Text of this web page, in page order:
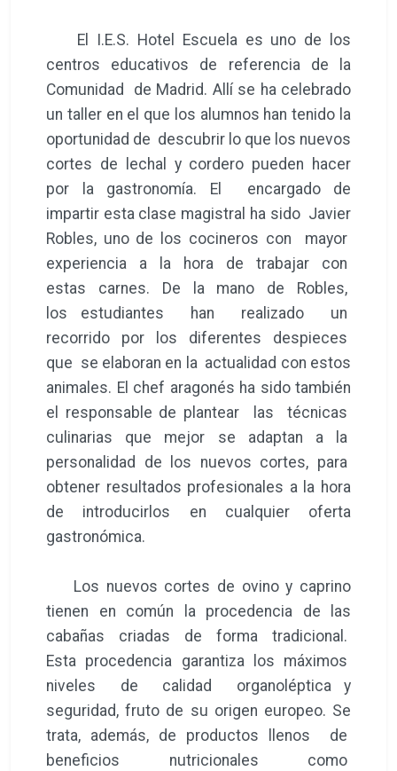
El I.E.S. Hotel Escuela es uno de los
centros educativos de referencia de la
Comunidad de Madrid. Allí se ha celebrado
un taller en el que los alumnos han tenido la
oportunidad de descubrir lo que los nuevos
cortes de lechal y cordero pueden hacer
por la gastronomía. El encargado de
impartir esta clase magistral ha sido Javier
Robles, uno de los cocineros con mayor
experiencia a la hora de trabajar con
estas carnes. De la mano de Robles,
los estudiantes han realizado un
recorrido por los diferentes despieces
que se elaboran en la actualidad con estos
animales. El chef aragonés ha sido también
el responsable de plantear las técnicas
culinarias que mejor se adaptan a la
personalidad de los nuevos cortes, para
obtener resultados profesionales a la hora
de introducirlos en cualquier oferta
gastronómica.
Los nuevos cortes de ovino y caprino
tienen en común la procedencia de las
cabañas criadas de forma tradicional.
Esta procedencia garantiza los máximos
niveles de calidad organoléptica y
seguridad, fruto de su origen europeo. Se
trata, además, de productos llenos de
beneficios nutricionales como